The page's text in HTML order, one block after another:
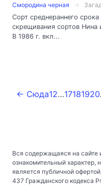
Смородина черная
Сорт среднераннего
скрещивания сортов
В 1986 г. вкл...
← Сюда12…17181920
Вся содержащаяся на сайте
ознакомительный
является публичной
437 Гражданского кодекса